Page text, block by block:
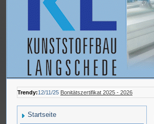
Trendy:12/11/25 Bonitätszertifikat 2025 - 2026
Startseite